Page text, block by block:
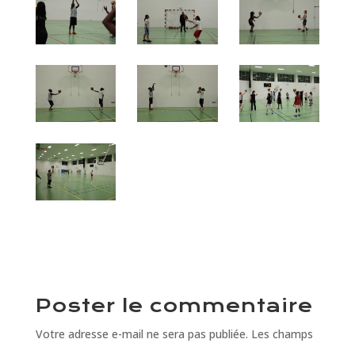
Poster le commentaire
Votre adresse e-mail ne sera pas publiée. Les champs